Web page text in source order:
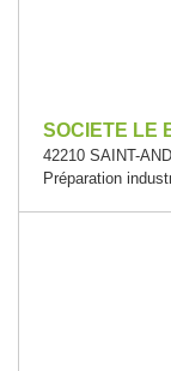
SOCIETE LE
42210 SAINT-
Préparation